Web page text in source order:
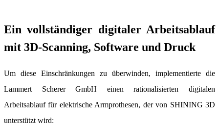
Ein vollständiger digitaler Arbeitsablauf
mit 3D-Scanning, Software und Druck
Um diese Einschränkungen zu überwinden, implementierte die
Lammert Scherer GmbH einen rationalisierten digitalen
Arbeitsablauf für elektrische Armprothesen, der von SHINING 3D
unterstützt wird: